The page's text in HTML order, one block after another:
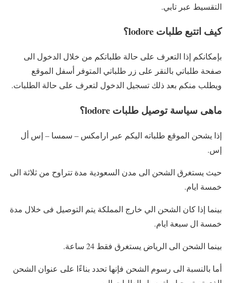
التقسيط عبر تابي.
كيف اتتبع طلبات lodore؟
بإمكانكم إذا التعرف على حالة طلباتكم من خلال الدخول الى
صفحة طلباتي بالنقر على زر طلباتي المتوفر أسفل الموقع
ويطلب منكم بعد ذلك تسجيل الدخول لتعرف على حالة الطلبات.
ماهى سياسة توصيل طلبات lodore؟
إذا يشحن الموقع طلباته اليكم عبر ارامكس – سمسا – إس أل
إس.
حيث يستغرق الشحن الى مدن السعودية مدة تتراوح من ثلاثة الى
خمسة ايام.
بينما إذا كان الشحن الي خارج المملكة يتم التوصيل فى خلال مدة
خمسة ال سبعة ايام.
بينما الشحن الى الرياض يستغرق فقط 24 ساعة.
أما بالنسبة الى رسوم الشحن فإنها تحدد بناءًا على عنوان الشحن